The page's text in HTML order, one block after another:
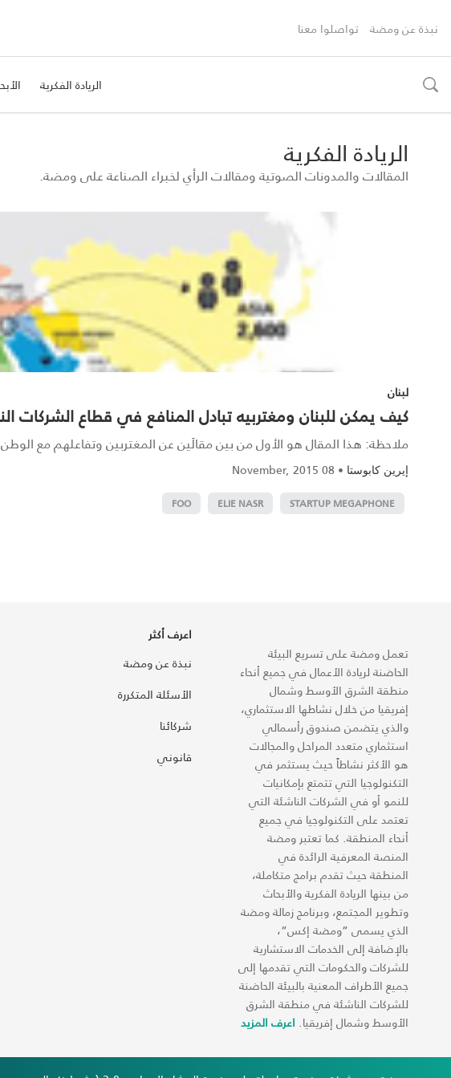
نبذة عن ومضة تواصلوا معنا
toggle
الريادة الفكرية
الريادة الفكرية
المقالات والمدونات الصوتية ومقالات الرأي لخبراء الصناعة على ومضة.
لبنان
كيف يمكن للبنان ومغتربيه تبادل المنافع في قطاع الشركات
ملاحظة: هذا المقال هو الأول من بين مقالَين عن المغتربين وتفاعلهم مع
إيرين كابوستا •
08 November, 2015
STARTUP MEGAPHONE
ELIE NASR
FOO
تعمل ومضة على تسريع البيئة
الحاضنة لريادة الأعمال في جميع أنحاء
منطقة الشرق الأوسط وشمال
إفريقيا من خلال نشاطها الاستثماري،
والذي يتضمن صندوق رأسمالي
استثماري متعدد المراحل والمجالات
هو الأكثر نشاطاً حيث يستثمر في
التكنولوجيا التي تتمتع بإمكانيات
للنمو أو في الشركات الناشئة التي
تعتمد على التكنولوجيا في جميع
أنحاء المنطقة. كما تعتبر ومضة
المنصة المعرفية الرائدة في
المنطقة حيث تقدم برامج متكاملة،
من بينها الريادة الفكرية والأبحاث
وتطوير المجتمع، وبرنامج زمالة ومضة
الذي يسمى “ومضة إكس“،
بالإضافة إلى الخدمات الاستشارية
للشركات والحكومات التي تقدمها إلى
جميع الأطراف المعنية بالبيئة الحاضنة
للشركات الناشئة في منطقة الشرق
الأوسط وشمال إفريقيا. اعرف المزيد
اعرف أكثر
نبذة عن ومضة
الأسئلة المتكررة
شركائنا
قانوني